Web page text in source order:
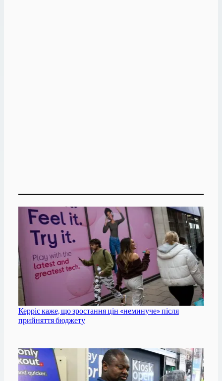
Керріс каже, що зростання цін «неминуче» після
прийняття бюджету